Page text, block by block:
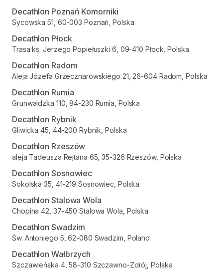
Decathlon Poznań Komorniki
Sycowska 51, 60-003 Poznań, Polska
Decathlon Płock
Trasa ks. Jerzego Popiełuszki 6, 09-410 Płock, Polska
Decathlon Radom
Aleja Józefa Grzecznarowskiego 21, 26-604 Radom, Polska
Decathlon Rumia
Grunwaldzka 110, 84-230 Rumia, Polska
Decathlon Rybnik
Gliwicka 45, 44-200 Rybnik, Polska
Decathlon Rzeszów
aleja Tadeusza Rejtana 65, 35-326 Rzeszów, Polska
Decathlon Sosnowiec
Sokolska 35, 41-219 Sosnowiec, Polska
Decathlon Stalowa Wola
Chopina 42, 37-450 Stalowa Wola, Polska
Decathlon Swadzim
Św. Antoniego 5, 62-080 Swadzim, Poland
Decathlon Wałbrzych
Szczawieńska 4, 58-310 Szczawno-Zdrój, Polska